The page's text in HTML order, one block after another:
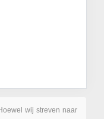
wij streven naar